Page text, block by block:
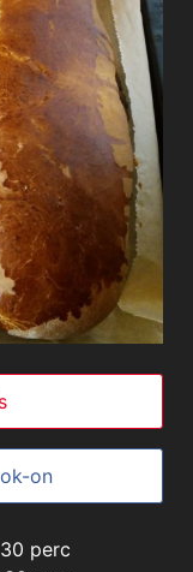
on
30 minutes
perc